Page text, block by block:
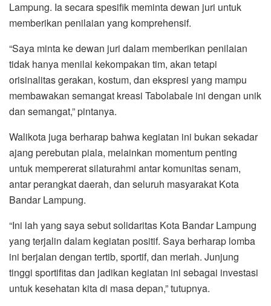
Lampung. Ia secara spesifik meminta dewan juri untuk
memberikan penilaian yang komprehensif.
“Saya minta ke dewan juri dalam memberikan penilaian
tidak hanya menilai kekompakan tim, akan tetapi
orisinalitas gerakan, kostum, dan ekspresi yang mampu
membawakan semangat kreasi Tabolabale ini dengan unik
dan semangat,” pintanya.
Walikota juga berharap bahwa kegiatan ini bukan sekadar
ajang perebutan piala, melainkan momentum penting
untuk mempererat silaturahmi antar komunitas senam,
antar perangkat daerah, dan seluruh masyarakat Kota
Bandar Lampung.
“Ini lah yang saya sebut solidaritas Kota Bandar Lampung
yang terjalin dalam kegiatan positif. Saya berharap lomba
ini berjalan dengan tertib, sportif, dan meriah. Junjung
tinggi sportifitas dan jadikan kegiatan ini sebagai investasi
untuk kesehatan kita di masa depan,” tutupnya.